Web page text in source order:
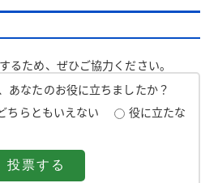
るため、ぜひご協力ください。
あなたのお役に立ちましたか？
ちらともいえない
役に立たな